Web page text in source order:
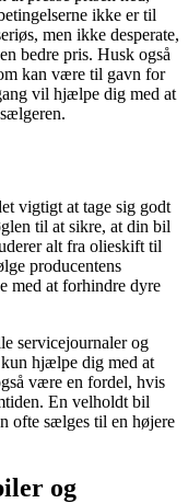
ikke er til
men ikke desperate,
bedre pris. Husk også
kan være til gavn for
vil hjælpe dig med at
vigtigt at tage sig godt
til at sikre, at din bil
alt fra olieskift til
producentens
med at forhindre dyre
servicejournaler og
hjælpe dig med at
være en fordel, hvis
En velholdt bil
ofte sælges til en højere
og